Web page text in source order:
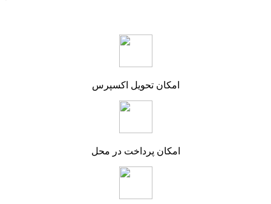
امکان تحویل اکسپرس
امکان پرداخت در محل